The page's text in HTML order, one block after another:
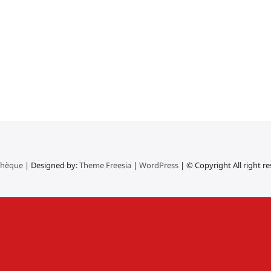
| Designed by:Theme Freesia | WordPress | © Copyright All right